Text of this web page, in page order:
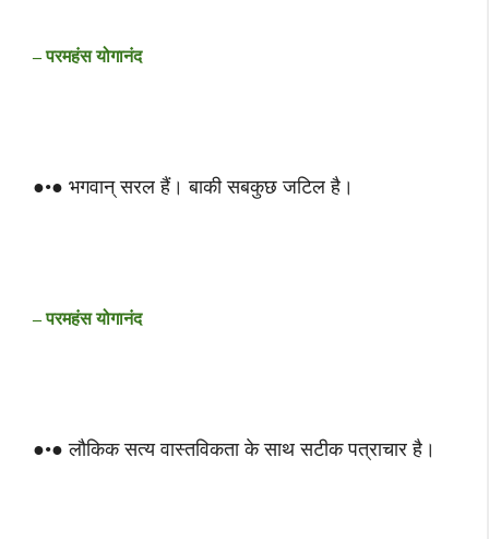
– परमहंस योगानंद
●•● भगवान् सरल हैं। बाकी सबकुछ जटिल है।
– परमहंस योगानंद
●•● लौकिक सत्य वास्तविकता के साथ सटीक पत्राचार है।